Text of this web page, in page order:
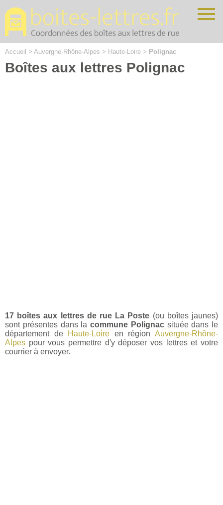
Accueil > Auvergne-Rhône-Alpes > Haute-Loire > Polignac
Boîtes aux lettres Polignac
17 boîtes aux lettres de rue La Poste (ou boîtes jaunes)
sont présentes dans la commune Polignacsituée dans le
département de
Haute-Loire en régionAuvergne-Rhône-
Alpes pour vous permettre d'y déposer vos lettres et votre
courrier à envoyer.